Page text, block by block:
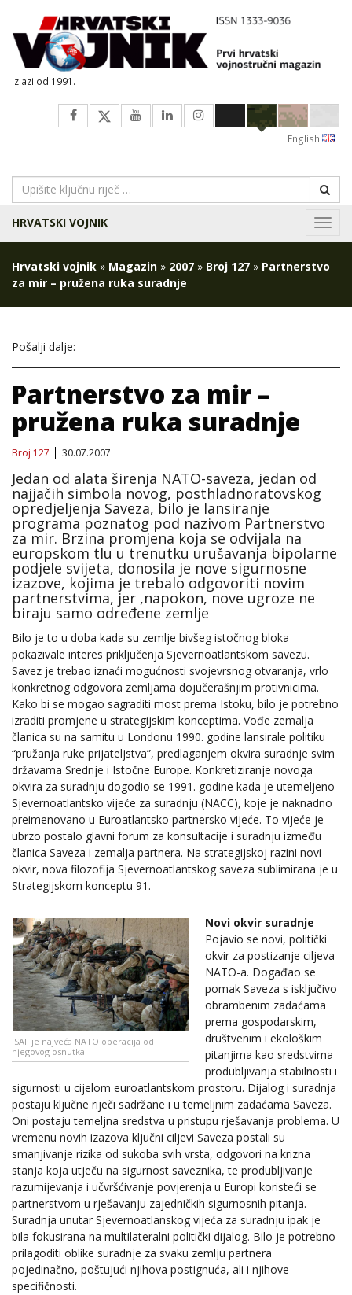
izlazi od 1991.
English
HRVATSKI VOJNIK
Hrvatski vojnik » Magazin » 2007 » Broj 127 » Partnerstvo
za mir – pružena ruka suradnje
Pošalji dalje:
Partnerstvo za mir –
pružena ruka suradnje
Broj 127 30.07.2007
Jedan od alata širenja NATO-saveza, jedan od
najjačih simbola novog, posthladnoratovskog
opredjeljenja Saveza, bilo je lansiranje
programa poznatog pod nazivom Partnerstvo
za mir. Brzina promjena koja se odvijala na
europskom tlu u trenutku urušavanja bipolarne
podjele svijeta, donosila je nove sigurnosne
izazove, kojima je trebalo odgovoriti novim
partnerstvima, jer ,napokon, nove ugroze ne
biraju samo određene zemlje
Bilo je to u doba kada su zemlje bivšeg istočnog bloka
pokazivale interes priključenja Sjevernoatlantskom savezu.
Savez je trebao iznaći mogućnosti svojevrsnog otvaranja, vrlo
konkretnog odgovora zemljama dojučerašnjim protivnicima.
Kako bi se mogao sagraditi most prema Istoku, bilo je potrebno
izraditi promjene u strategijskim konceptima. Vođe zemalja
članica su na samitu u Londonu 1990. godine lansirale politiku
“pružanja ruke prijateljstva”, predlaganjem okvira suradnje svim
državama Srednje i Istočne Europe. Konkretiziranje novoga
okvira za suradnju dogodio se 1991. godine kada je utemeljeno
Sjevernoatlantsko vijeće za suradnju (NACC), koje je naknadno
preimenovano u Euroatlantsko partnersko vijeće. To vijeće je
ubrzo postalo glavni forum za konsultacije i suradnju između
članica Saveza i zemalja partnera. Na strategijskoj razini novi
okvir, nova filozofija Sjevernoatlantskog saveza sublimirana je u
Strategijskom konceptu 91.
ISAF je najveća NATO operacija od
njegovog osnutka
Novi okvir suradnje
Pojavio se novi, politički
okvir za postizanje ciljeva
NATO-a. Događao se
pomak Saveza s isključivo
obrambenim zadaćama
prema gospodarskim,
društvenim i ekološkim
pitanjima kao sredstvima
produbljivanja stabilnosti i
sigurnosti u cijelom euroatlantskom prostoru. Dijalog i suradnja
postaju ključne riječi sadržane i u temeljnim zadaćama Saveza.
Oni postaju temeljna sredstva u pristupu rješavanja problema. U
vremenu novih izazova ključni ciljevi Saveza postali su
smanjivanje rizika od sukoba svih vrsta, odgovori na krizna
stanja koja utječu na sigurnost saveznika, te produbljivanje
razumijevanja i učvršćivanje povjerenja u Europi koristeći se
partnerstvom u rješavanju zajedničkih sigurnosnih pitanja.
Suradnja unutar Sjevernoatlanskog vijeća za suradnju ipak je
bila fokusirana na multilateralni politički dijalog. Bilo je potrebno
prilagoditi oblike suradnje za svaku zemlju partnera
pojedinačno, poštujući njihova postignuća, ali i njihove
specifičnosti.